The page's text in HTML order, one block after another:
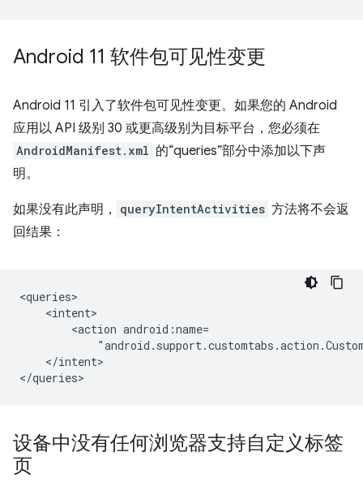
Android 11 软件包可见性变更
Android 11 引入了软件包可见性变更。如果您的 Android
应用以 API 级别 30 或更高级别为目标平台，您必须在
AndroidManifest.xml 的“queries”部分中添加以下声
明。
如果没有此声明， queryIntentActivities 方法将不会返
回结果：
<action
</intent>
设备中没有任何浏览器支持自定义标签
页